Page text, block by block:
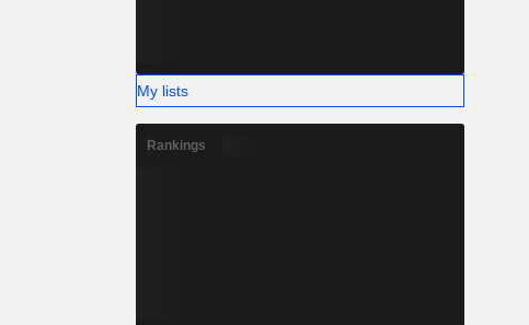
My lists
Rankings